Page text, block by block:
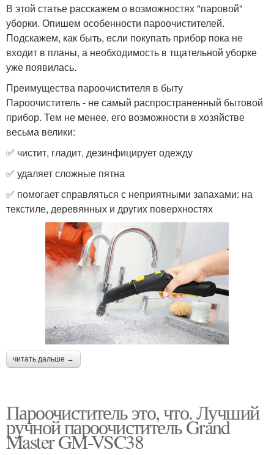
В этой статье расскажем о возможностях "паровой"
уборки. Опишем особенности пароочистителей.
Подскажем, как быть, если покупать прибор пока не
входит в планы, а необходимость в тщательной уборке
уже появилась.
Преимущества пароочистителя в быту
Пароочиститель - не самый распространенный бытовой
прибор. Тем не менее, его возможности в хозяйстве
весьма велики:
✅ чистит, гладит, дезинфицирует одежду
✅ удаляет сложные пятна
✅ помогает справляться с неприятными запахами: на
текстиле, деревянных и других поверхностях
читать дальше →
Пароочиститель это, что. Лучший
ручной пароочиститель Grand
Master GM-VSC38